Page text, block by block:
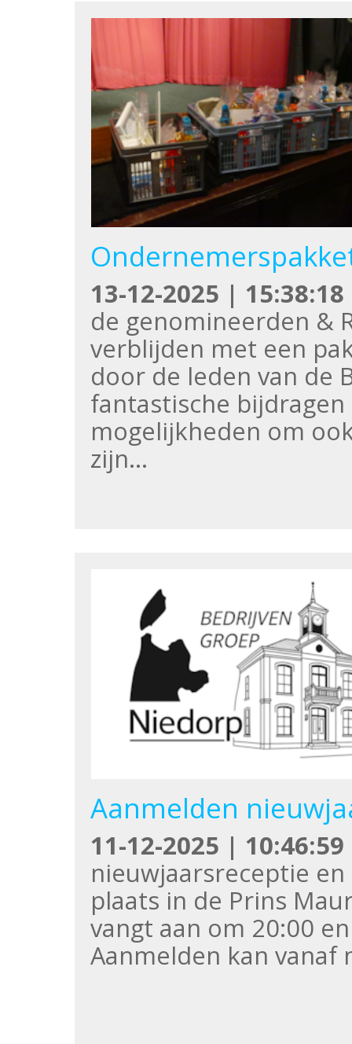
13-12-2025 | 15:38:18
de genomineerden &
verblijden met een
door de leden van de
fantastische
mogelijkheden om
zijn…
Aanmelden
11-12-2025 | 10:46:59
nieuwjaarsreceptie en
plaats in de Prins
vangt aan om 20:00
Aanmelden kan vanaf